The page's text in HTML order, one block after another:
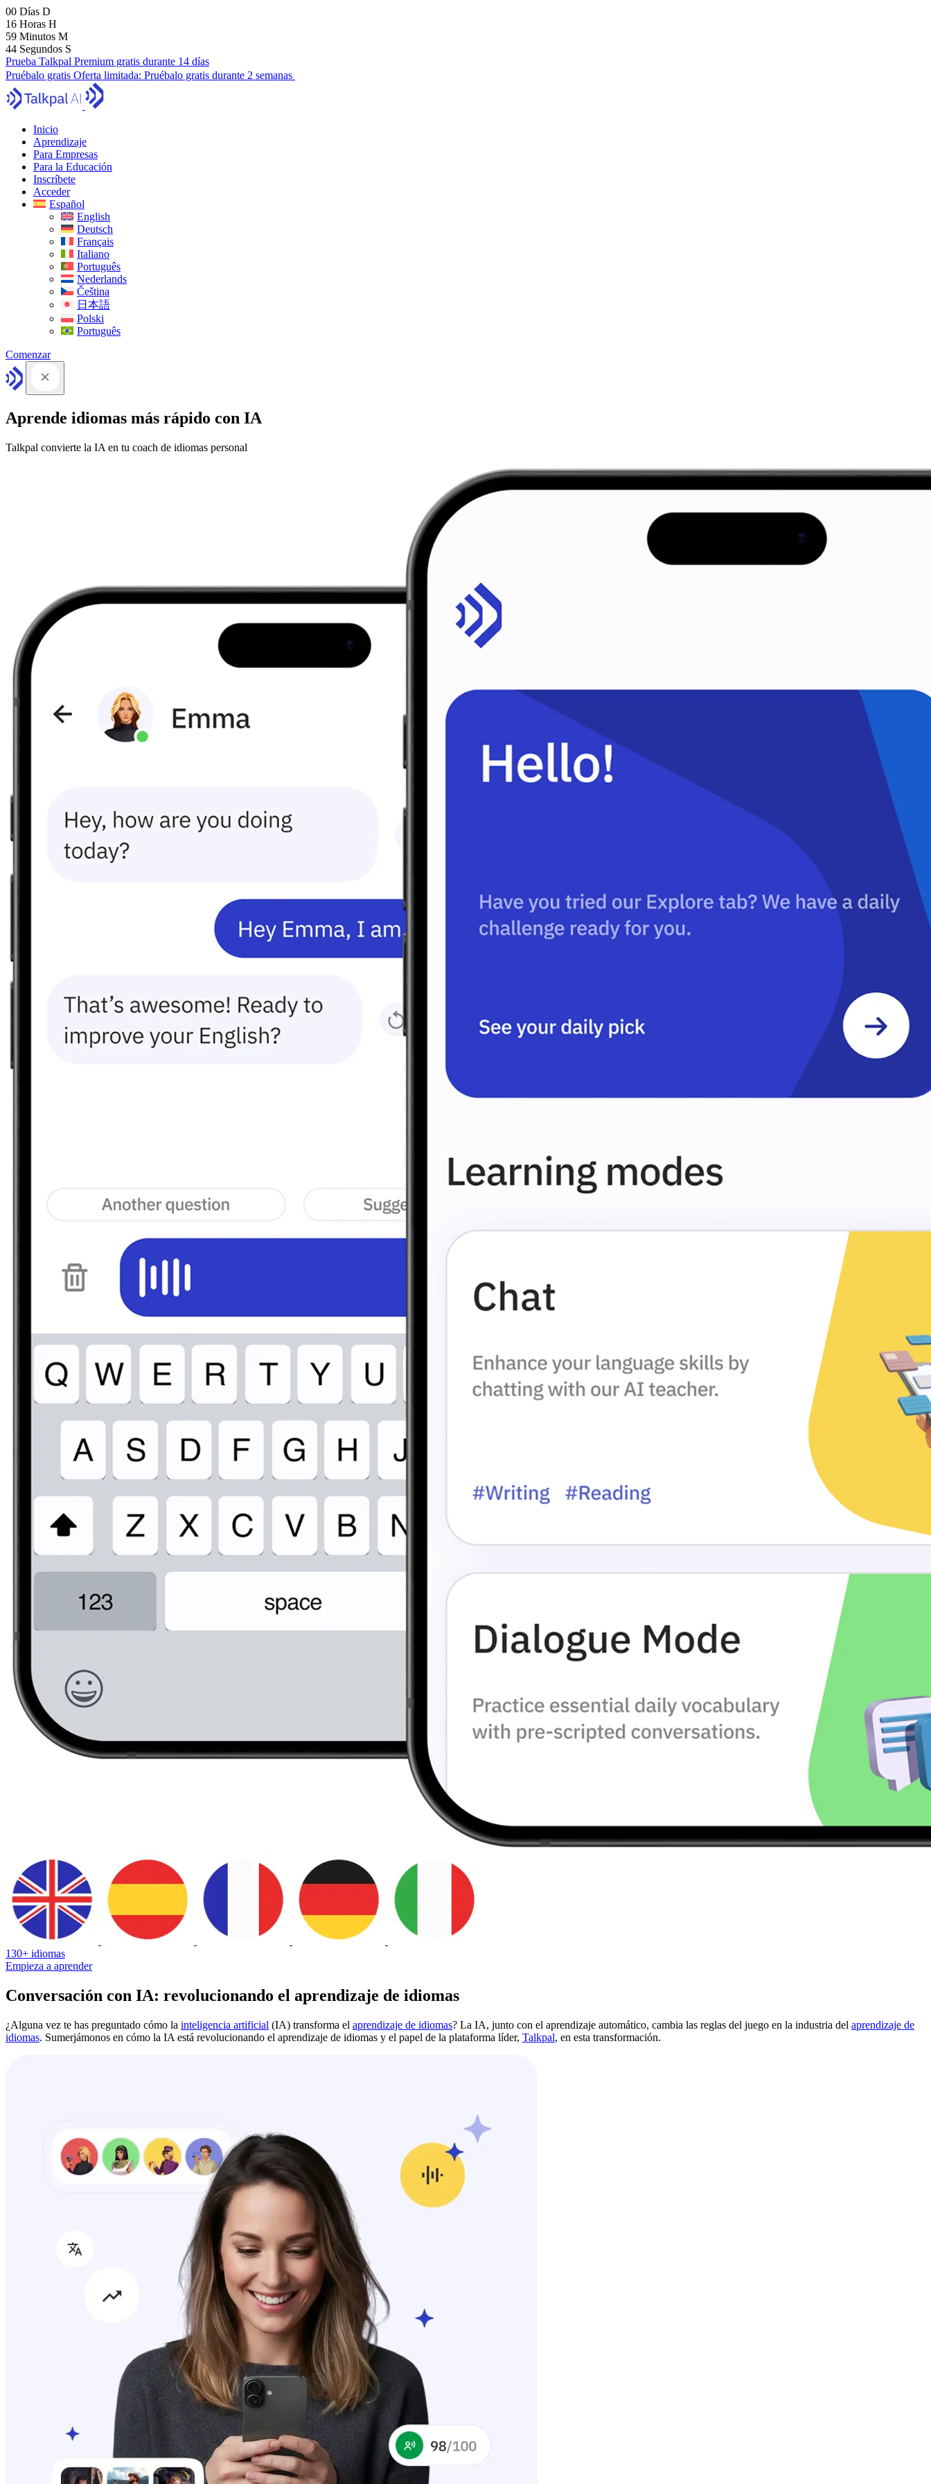
00 Días D
16 Horas H
59 Minutos M
43 Segundos S
Prueba Talkpal Premium gratis durante 14 días
Pruébalo gratis Oferta limitada: Pruébalo gratis durante 2 semanas
Inicio
Aprendizaje
Para Empresas
Para la Educación
Inscríbete
Acceder
Español
English
Deutsch
Français
Italiano
Português
Nederlands
Čeština
日本語
Polski
Português
Comenzar
Aprende idiomas más rápido con IA
Talkpal convierte la IA en tu coach de idiomas personal
130+ idiomas
Empieza a aprender
Conversación con IA: revolucionando el aprendizaje de idiomas
¿Alguna vez te has preguntado cómo la inteligencia artificial (IA) transforma el aprendizaje de idiomas? La IA, junto con el aprendizaje automático, cambia las reglas del juego en la industria del aprendizaje de
idiomas. Sumerjámonos en cómo la IA está revolucionando el aprendizaje de idiomas y el papel de la plataforma líder, Talkpal, en esta transformación.